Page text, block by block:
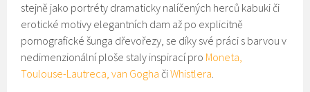
stejně jako portréty dramaticky nalíčených herců kabuki či
erotické motivy elegantních dam až po explicitně
pornografické šunga dřevořezy, se díky své práci s barvou v
nedimenzionální ploše staly inspirací pro Moneta,
Toulouse-Lautreca, van Gogha čiWhistlera.